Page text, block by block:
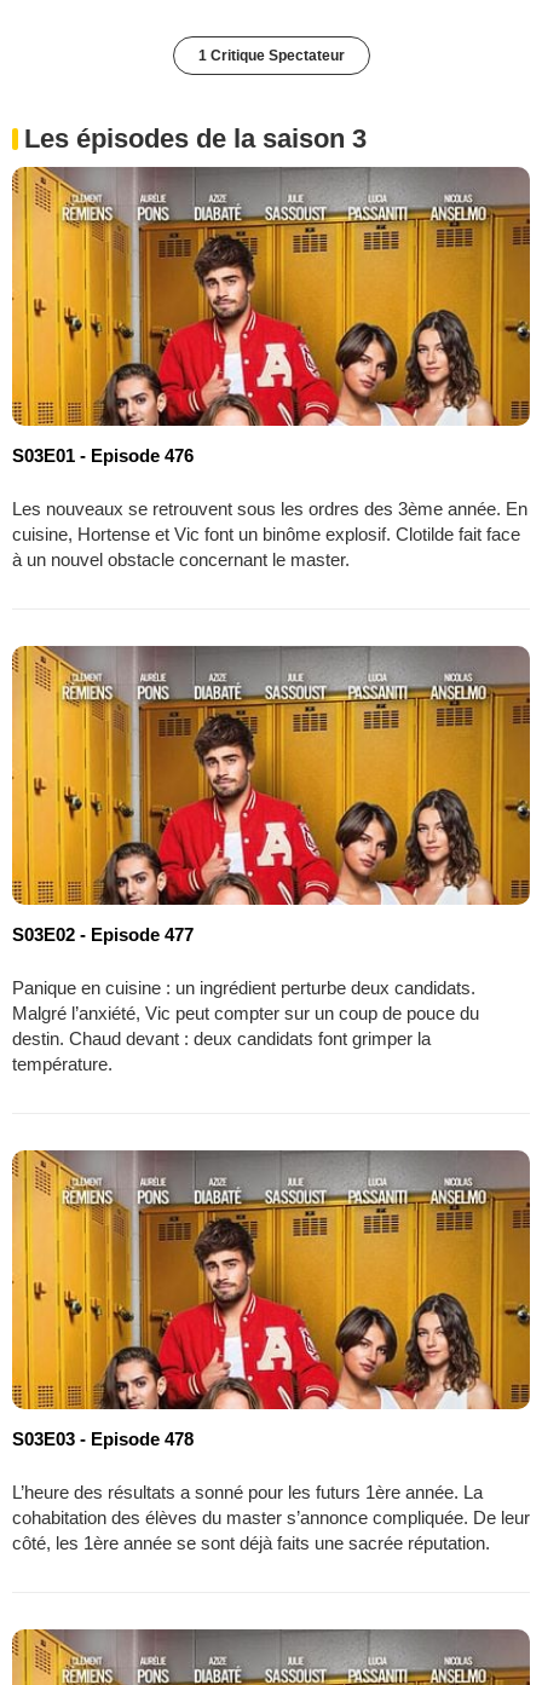
1 Critique Spectateur
Les épisodes de la saison 3
S03E01 - Episode 476
Les nouveaux se retrouvent sous les ordres des 3ème année. En
cuisine, Hortense et Vic font un binôme explosif. Clotilde fait face
à un nouvel obstacle concernant le master.
S03E02 - Episode 477
Panique en cuisine : un ingrédient perturbe deux candidats.
Malgré l’anxiété, Vic peut compter sur un coup de pouce du
destin. Chaud devant : deux candidats font grimper la
température.
S03E03 - Episode 478
L’heure des résultats a sonné pour les futurs 1ère année. La
cohabitation des élèves du master s’annonce compliquée. De leur
côté, les 1ère année se sont déjà faits une sacrée réputation.